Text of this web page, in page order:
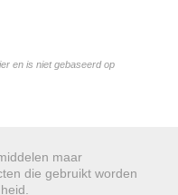
en is niet gebaseerd op
maar
die gebruikt worden